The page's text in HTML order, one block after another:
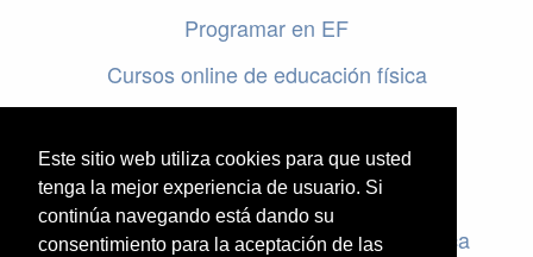
Este sitio web utiliza cookies para que usted
tenga la mejor experiencia de usuario. Si
continúa navegando está dando su
consentimiento para la aceptación de las
Programar en EF
Cursos online de educación física
Evaluación en educación física
Criterios de evaluación en educación física